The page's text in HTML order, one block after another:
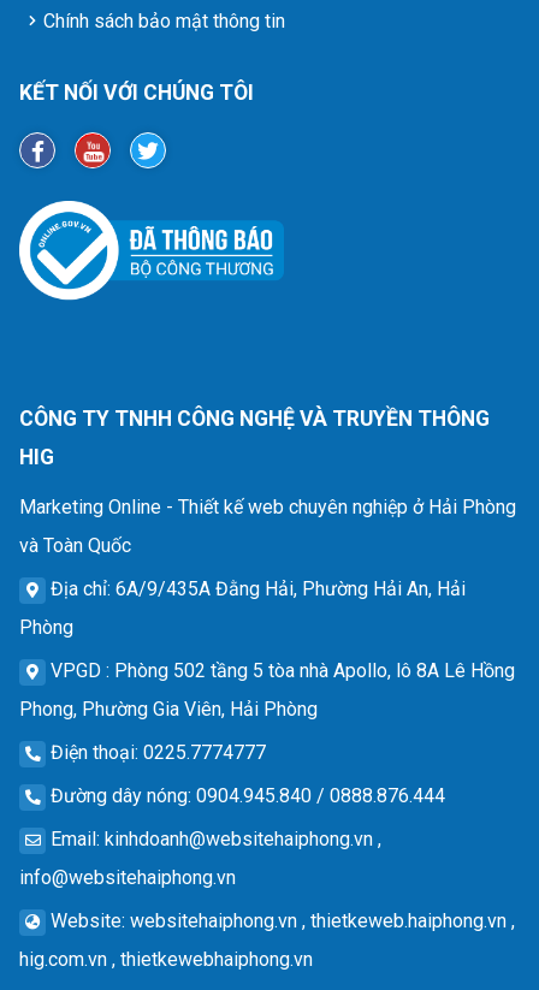
Chính sách bảo mật thông tin
KẾT NỐI VỚI CHÚNG TÔI
CÔNG TY TNHH CÔNG NGHỆ VÀ TRUYỀN THÔNG
HIG
Marketing Online - Thiết kế web chuyên nghiệp ở Hải Phòng
và Toàn Quốc
Địa chỉ: 6A/9/435A Đằng Hải, Phường Hải An, Hải
Phòng
VPGD : Phòng 502 tầng 5 tòa nhà Apollo, lô 8A Lê Hồng
Phong, Phường Gia Viên, Hải Phòng
Điện thoại: 0225.7774777
Đường dây nóng: 0904.945.840 / 0888.876.444
Email: kinhdoanh@websitehaiphong.vn ,
info@websitehaiphong.vn
Website: websitehaiphong.vn , thietkeweb.haiphong.vn ,
hig.com.vn , thietkewebhaiphong.vn